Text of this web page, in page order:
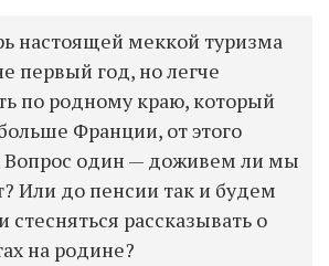
настоящей меккой туризма
первый год, но легче
по родному краю, который
Франции, от этого
Вопрос один — доживем ли мы
Или до пенсии так и будем
стесняться рассказывать о
на родине?